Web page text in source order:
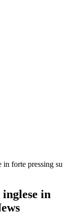
forte pressing su
in